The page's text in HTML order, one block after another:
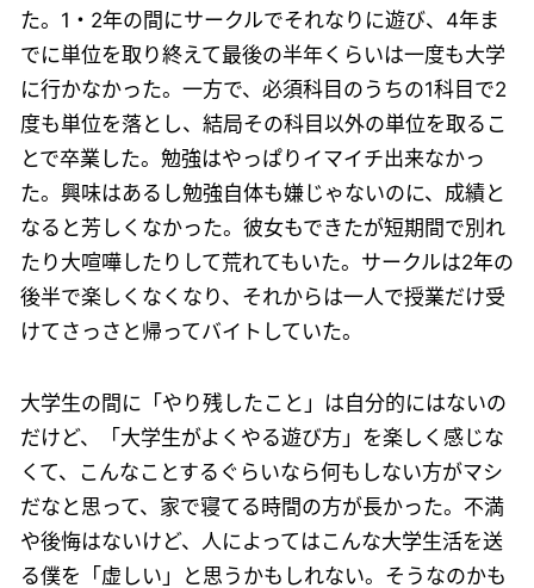
た。1・2年の間にサークルでそれなりに遊び、4年ま
でに単位を取り終えて最後の半年くらいは一度も大学
に行かなかった。一方で、必須科目のうちの1科目で2
度も単位を落とし、結局その科目以外の単位を取るこ
とで卒業した。勉強はやっぱりイマイチ出来なかっ
た。興味はあるし勉強自体も嫌じゃないのに、成績と
なると芳しくなかった。彼女もできたが短期間で別れ
たり大喧嘩したりして荒れてもいた。サークルは2年の
後半で楽しくなくなり、それからは一人で授業だけ受
けてさっさと帰ってバイトしていた。
大学生の間に「やり残したこと」は自分的にはないの
だけど、「大学生がよくやる遊び方」を楽しく感じな
くて、こんなことするぐらいなら何もしない方がマシ
だなと思って、家で寝てる時間の方が長かった。不満
や後悔はないけど、人によってはこんな大学生活を送
る僕を「虚しい」と思うかもしれない。そうなのかも